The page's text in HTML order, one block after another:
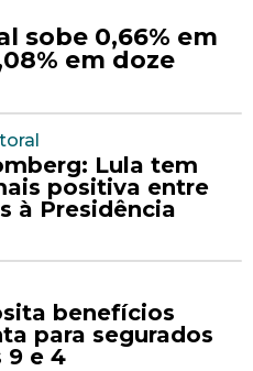
sobe 0,66% em
em doze
Lula tem
positiva entre
à Presidência
benefícios
para segurados
9 e 4